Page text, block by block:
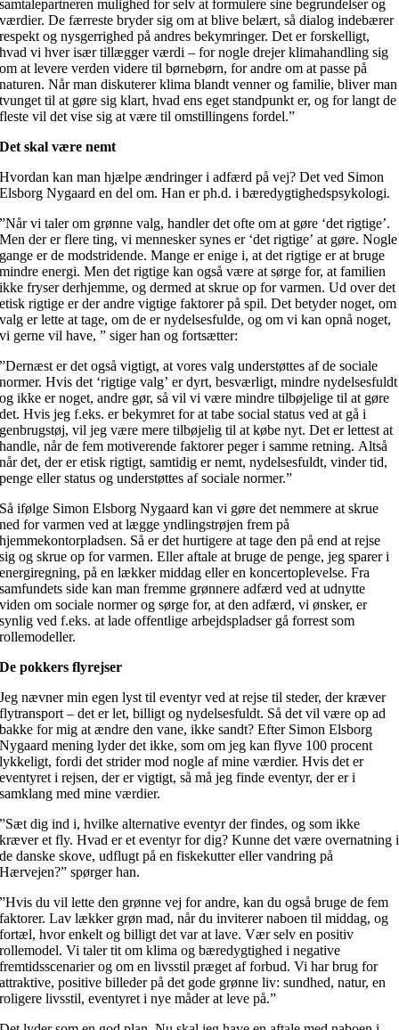
samtalepartneren mulighed for selv at formulere sine begrundelser og
værdier. De færreste bryder sig om at blive belært, så dialog indebærer
respekt og nysgerrighed på andres bekymringer. Det er forskelligt,
hvad vi hver især tillægger værdi – for nogle drejer klimahandling sig
om at levere verden videre til børnebørn, for andre om at passe på
naturen. Når man diskuterer klima blandt venner og familie, bliver man
tvunget til at gøre sig klart, hvad ens eget standpunkt er, og for langt de
fleste vil det vise sig at være til omstillingens fordel.”
Det skal være nemt
Hvordan kan man hjælpe ændringer i adfærd på vej? Det ved Simon
Elsborg Nygaard en del om. Han er ph.d. i bæredygtighedspsykologi.
”Når vi taler om grønne valg, handler det ofte om at gøre ‘det rigtige’.
Men der er flere ting, vi mennesker synes er ‘det rigtige’ at gøre. Nogle
gange er de modstridende. Mange er enige i, at det rigtige er at bruge
mindre energi. Men det rigtige kan også være at sørge for, at familien
ikke fryser derhjemme, og dermed at skrue op for varmen. Ud over det
etisk rigtige er der andre vigtige faktorer på spil. Det betyder noget, om
valg er lette at tage, om de er nydelsesfulde, og om vi kan opnå noget,
vi gerne vil have, ” siger han og fortsætter:
”Dernæst er det også vigtigt, at vores valg understøttes af de sociale
normer. Hvis det ‘rigtige valg’ er dyrt, besværligt, mindre nydelsesfuldt
og ikke er noget, andre gør, så vil vi være mindre tilbøjelige til at gøre
det. Hvis jeg f.eks. er bekymret for at tabe social status ved at gå i
genbrugstøj, vil jeg være mere tilbøjelig til at købe nyt. Det er lettest at
handle, når de fem motiverende faktorer peger i samme retning. Altså
når det, der er etisk rigtigt, samtidig er nemt, nydelsesfuldt, vinder tid,
penge eller status og understøttes af sociale normer.”
Så ifølge Simon Elsborg Nygaard kan vi gøre det nemmere at skrue
ned for varmen ved at lægge yndlingstrøjen frem på
hjemmekontorpladsen. Så er det hurtigere at tage den på end at rejse
sig og skrue op for varmen. Eller aftale at bruge de penge, jeg sparer i
energiregning, på en lækker middag eller en koncertoplevelse. Fra
samfundets side kan man fremme grønnere adfærd ved at udnytte
viden om sociale normer og sørge for, at den adfærd, vi ønsker, er
synlig ved f.eks. at lade offentlige arbejdspladser gå forrest som
rollemodeller.
De pokkers flyrejser
Jeg nævner min egen lyst til eventyr ved at rejse til steder, der kræver
flytransport – det er let, billigt og nydelsesfuldt. Så det vil være op ad
bakke for mig at ændre den vane, ikke sandt? Efter Simon Elsborg
Nygaard mening lyder det ikke, som om jeg kan flyve 100 procent
lykkeligt, fordi det strider mod nogle af mine værdier. Hvis det er
eventyret i rejsen, der er vigtigt, så må jeg finde eventyr, der er i
samklang med mine værdier.
”Sæt dig ind i, hvilke alternative eventyr der findes, og som ikke
kræver et fly. Hvad er et eventyr for dig? Kunne det være overnatning i
de danske skove, udflugt på en fiskekutter eller vandring på
Hærvejen?” spørger han.
”Hvis du vil lette den grønne vej for andre, kan du også bruge de fem
faktorer. Lav lækker grøn mad, når du inviterer naboen til middag, og
fortæl, hvor enkelt og billigt det var at lave. Vær selv en positiv
rollemodel. Vi taler tit om klima og bæredygtighed i negative
fremtidsscenarier og om en livsstil præget af forbud. Vi har brug for
attraktive, positive billeder på det gode grønne liv: sundhed, natur, en
roligere livsstil, eventyret i nye måder at leve på.”